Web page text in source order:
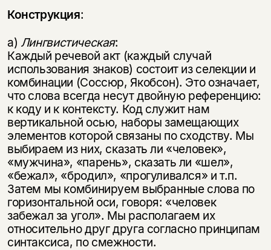
Конструкция:
а) Лингвистическая:
Каждый речевой акт (каждый случай
использования знаков) состоит из селекции и
комбинации (Соссюр, Якобсон). Это означает,
что слова всегда несут двойную референцию:
к коду и к контексту. Код служит нам
вертикальной осью, наборы замещающих
элементов которой связаны по сходству. Мы
выбираем из них, сказать ли «человек»,
«мужчина», «парень», сказать ли «шел»,
«бежал», «бродил», «прогуливался» и т.п.
Затем мы комбинируем выбранные слова по
горизонтальной оси, говоря: «человек
забежал за угол». Мы располагаем их
относительно друг друга согласно принципам
синтаксиса, по смежности.